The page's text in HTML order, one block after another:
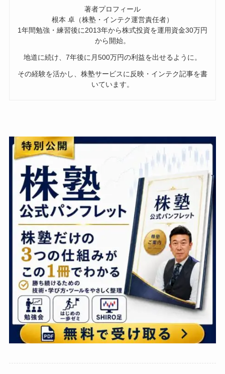
著者プロフィール
根本 卓（株塾・インテク運営責任者）
1年間勉強・練習後に2013年から株式投資を運用資金30万円
から開始。
地道に続け、7年後に月500万円の利益を出せるように。
その経験を活かし、株塾サービスに反映・インテク記事を書
いています。